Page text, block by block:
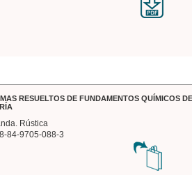
RESUELTOS DE FUNDAMENTOS QUÍMICOS
Rústica
84-9705-088-3